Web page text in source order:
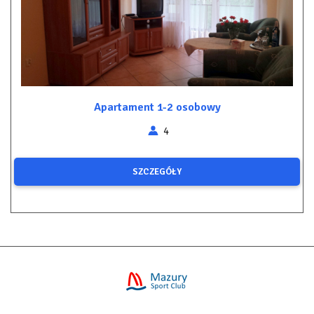
Apartament 1-2 osobowy
4
SZCZEGÓŁY